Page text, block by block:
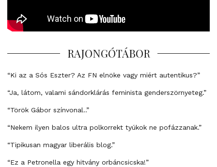
RAJONGÓTÁBOR
“Ki az a Sós Eszter? Az FN elnöke vagy miért autentikus?”
“Ja, látom, valami sándorklárás feminista genderszörnyeteg.”
“Török Gábor színvonal..”
“Nekem ilyen balos ultra polkorrekt tyúkok ne pofázzanak.”
“Tipikusan magyar liberális blog.”
“Ez a Petronella egy hitvány orbáncsicska!”